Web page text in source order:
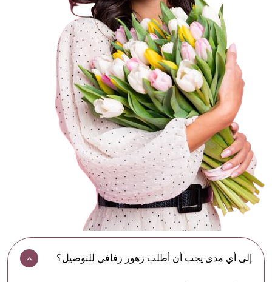
إلى أي مدى يجب أن أطلب زهور زفافي للتوصيل؟